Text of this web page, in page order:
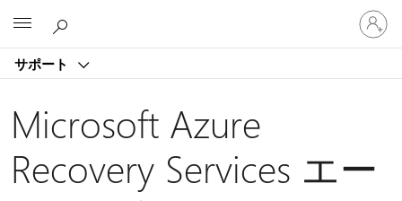
サポート
ア
カ
ウ
ン
Microsoft Azure
Recovery Services エー